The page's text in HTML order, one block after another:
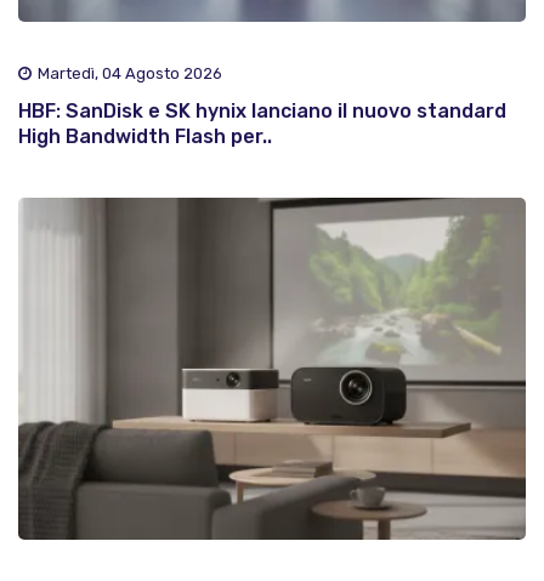
Martedì, 04 Agosto 2026
HBF: SanDisk e SK hynix lanciano il nuovo standard
High Bandwidth Flash per..